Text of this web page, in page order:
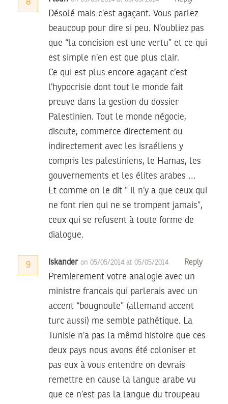
8
Désolé mais c’est agaçant. Vous parlez
beaucoup pour dire si peu. N’oubliez pas
que “la concision est une vertu” et ce qui
est simple n’en est que plus clair.
Ce qui est plus encore agaçant c’est
l’hypocrisie dont tout le monde fait
preuve dans la gestion du dossier
Palestinien. Tout le monde négocie,
discute, commerce directement ou
indirectement avec les israéliens y
compris les palestiniens, le Hamas, les
gouvernements et les élites arabes …
Et comme on le dit ” il n’y a que ceux qui
ne font rien qui ne se trompent jamais”,
ceux qui se refusent à toute forme de
dialogue.
9 Iskander on 05/05/2014 at 05/05/2014 Reply
Premierement votre analogie avec un
ministre francais qui parlerais avec un
accent “bougnoule” (allemand accent
turc aussi) me semble pathétique. La
Tunisie n’a pas la mêmd histoire que ces
deux pays nous avons été coloniser et
pas eux à vous entendre on devrais
remettre en cause la langue arabe vu
que ce n’est pas la langue du troupeau